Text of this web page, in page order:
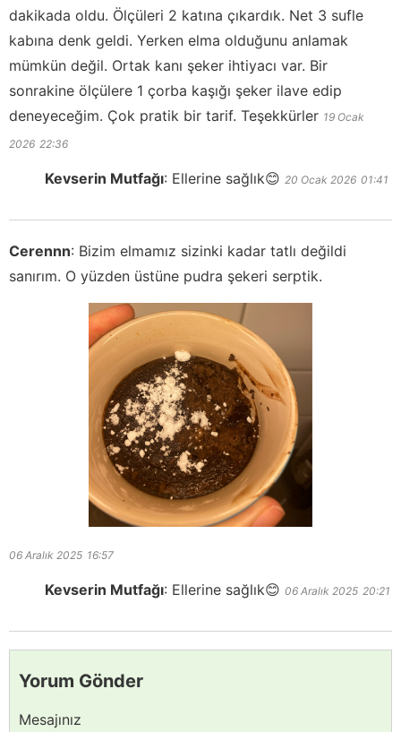
dakikada oldu. Ölçüleri 2 katına çıkardık. Net 3 sufle
kabına denk geldi. Yerken elma olduğunu anlamak
mümkün değil. Ortak kanı şeker ihtiyacı var. Bir
sonrakine ölçülere 1 çorba kaşığı şeker ilave edip
deneyeceğim. Çok pratik bir tarif. Teşekkürler 19 Ocak
2026 22:36
Kevserin Mutfağı: Ellerine sağlık😊 20 Ocak 2026 01:41
Cerennn: Bizim elmamız sizinki kadar tatlı değildi
sanırım. O yüzden üstüne pudra şekeri serptik.
06 Aralık 2025 16:57
Kevserin Mutfağı: Ellerine sağlık😊 06 Aralık 2025 20:21
Yorum Gönder
Mesajınız